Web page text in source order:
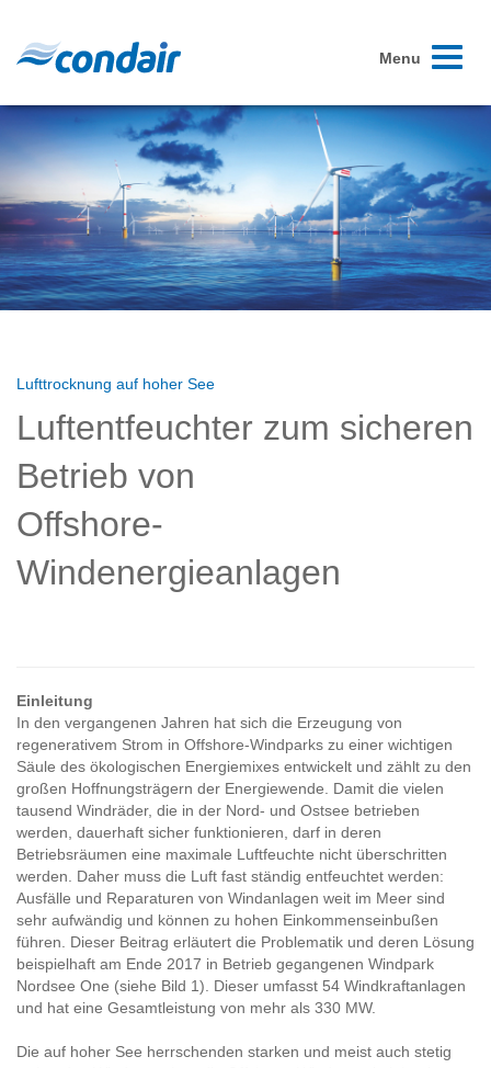
Toggle
Menu
Lufttrocknung auf hoher See
Luftentfeuchter zum sicheren
Betrieb von
Offshore-
Windenergieanlagen
Einleitung
In den vergangenen Jahren hat sich die Erzeugung von
regenerativem Strom in Offshore-Windparks zu einer wichtigen
Säule des ökologischen Energiemixes entwickelt und zählt zu den
großen Hoffnungsträgern der Energiewende. Damit die vielen
tausend Windräder, die in der Nord- und Ostsee betrieben
werden, dauerhaft sicher funktionieren, darf in deren
Betriebsräumen eine maximale Luftfeuchte nicht überschritten
werden. Daher muss die Luft fast ständig entfeuchtet werden:
Ausfälle und Reparaturen von Windanlagen weit im Meer sind
sehr aufwändig und können zu hohen Einkommenseinbußen
führen. Dieser Beitrag erläutert die Problematik und deren Lösung
beispielhaft am Ende 2017 in Betrieb gegangenen Windpark
Nordsee One (siehe Bild 1). Dieser umfasst 54 Windkraftanlagen
und hat eine Gesamtleistung von mehr als 330 MW.
Die auf hoher See herrschenden starken und meist auch stetig